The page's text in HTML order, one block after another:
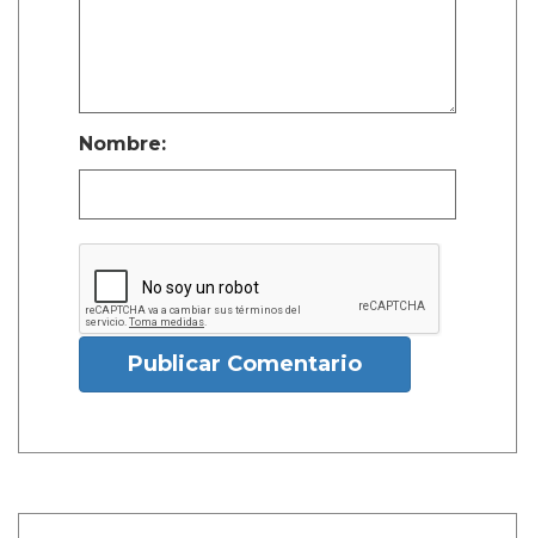
Nombre:
Publicar Comentario